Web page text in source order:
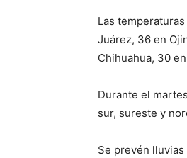
Las
Juárez, 36 en
Chihuahua, 30
Durante el
sur, sureste y
Se prevén